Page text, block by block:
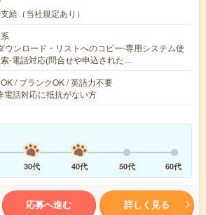
給（当社規定あり）
ウンロード・リストへのコピー-専用システム使
-電話対応(問合せや申込された…
/ ブランクOK / 英語力不要
電話対応に抵抗がない方
30代 40代 50代 60代
応募へ進む 詳しく見る